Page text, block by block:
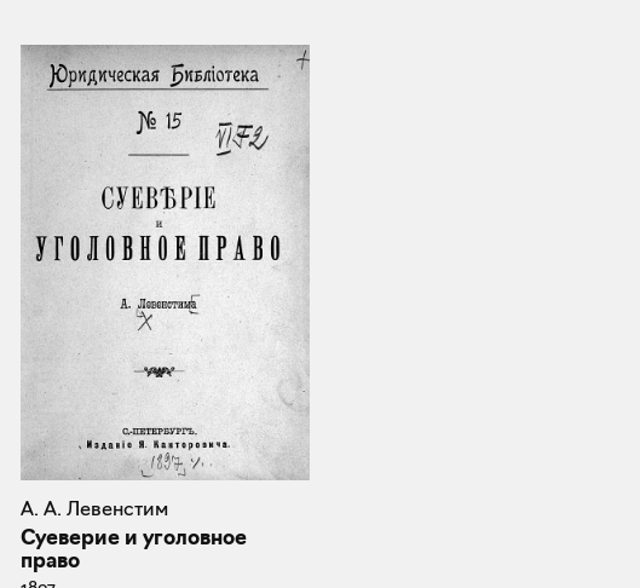
А. А. Левенстим
Суеверие и уголовное
право